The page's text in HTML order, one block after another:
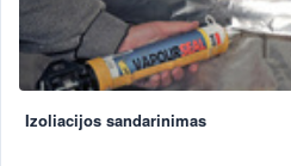
Izoliacijos sandarinimas